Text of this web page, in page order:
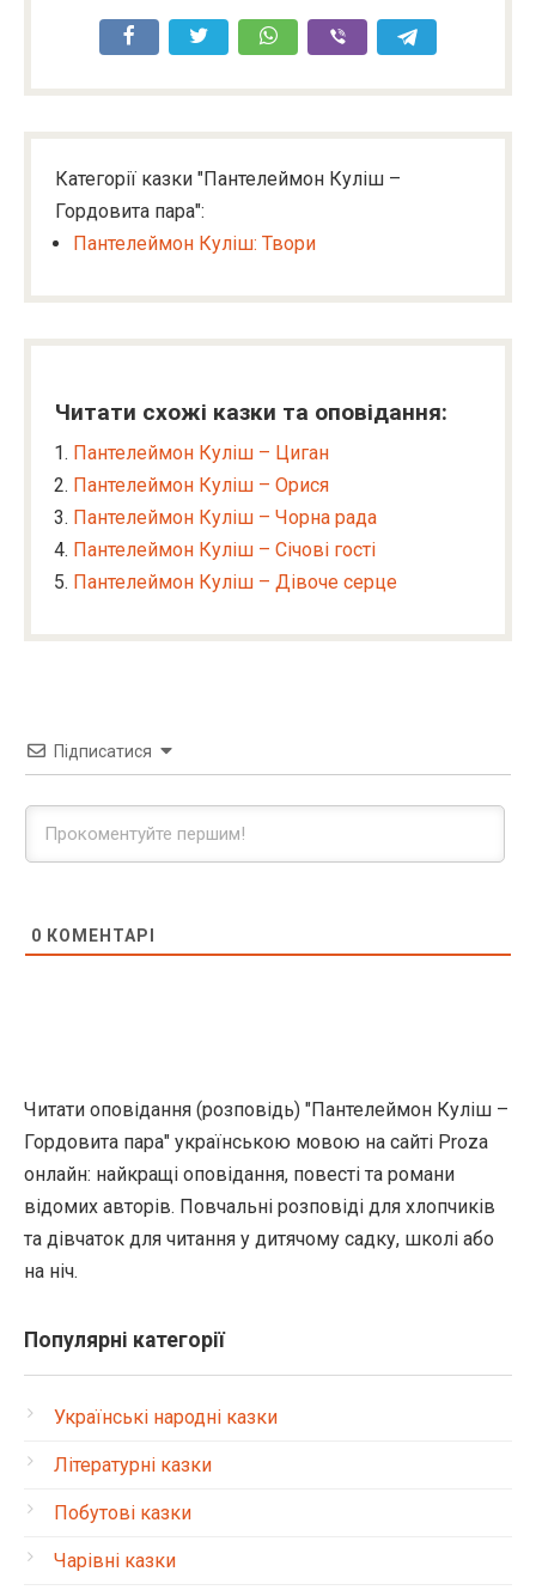
Категорії казки "Пантелеймон Куліш –
Гордовита пара":
Пантелеймон Куліш: Твори
Читати схожі казки та оповідання:
Пантелеймон Куліш – Циган
Пантелеймон Куліш – Орися
Пантелеймон Куліш – Чорна рада
Пантелеймон Куліш – Січові гості
Пантелеймон Куліш – Дівоче серце
Підписатися
0 КОМЕНТАРІ
Читати оповідання (розповідь) "Пантелеймон Куліш –
Гордовита пара" українською мовою на сайті Proza
онлайн: найкращі оповідання, повесті та романи
відомих авторів. Повчальні розповіді для хлопчиків
та дівчаток для читання у дитячому садку, школі або
на ніч.
Популярні категорії
Українські народні казки
Літературні казки
Побутові казки
Чарівні казки